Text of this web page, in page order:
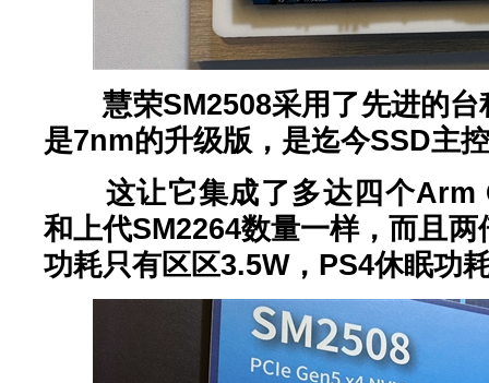
慧荣SM2508采用了先进的
是7nm的升级版，是迄今SSD主
这让它集成了多达四个
和上代SM2264数量一样，而且
功耗只有区区3.5W，PS4休眠功